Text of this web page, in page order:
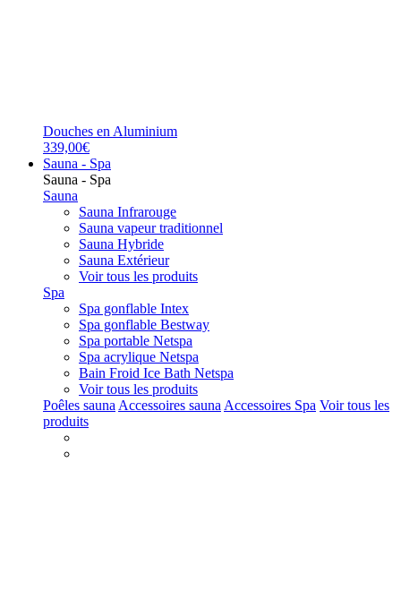
Douches en Aluminium
339,00€
Sauna - Spa
Sauna - Spa
Sauna
Sauna Infrarouge
Sauna vapeur traditionnel
Sauna Hybride
Sauna Extérieur
Voir tous les produits
Spa
Spa gonflable Intex
Spa gonflable Bestway
Spa portable Netspa
Spa acrylique Netspa
Bain Froid Ice Bath Netspa
Voir tous les produits
Poêles sauna Accessoires sauna Accessoires Spa Voir tous les
produits